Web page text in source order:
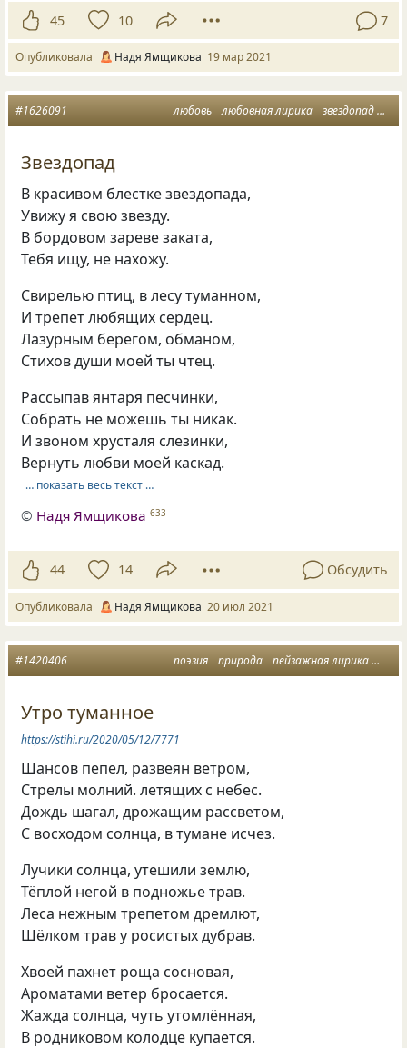
45 10 7
Опубликовала Надя Ямщикова 19 мар 2021
любовь любовная лирика звездопад
#1626091
Звездопад
В красивом блестке звездопада,
Увижу я свою звезду.
В бордовом зареве заката,
Тебя ищу, не нахожу.
Свирелью птиц, в лесу туманном,
И трепет любящих сердец.
Лазурным берегом, обманом,
Стихов души моей ты чтец.
Рассыпав янтаря песчинки,
Собрать не можешь ты никак.
И звоном хрусталя слезинки,
Вернуть любви моей каскад.
… показать весь текст …
© Надя Ямщикова 633
44 14 Обсудить
Опубликовала Надя Ямщикова 20 июл 2021
поэзия природа пейзажная лирика
#1420406
Утро туманное
https://stihi.ru/2020/05/12/7771
Шансов пепел, развеян ветром,
Стрелы молний. летящих с небес.
Дождь шагал, дрожащим рассветом,
С восходом солнца, в тумане исчез.
Лучики солнца, утешили землю,
Тёплой негой в подножье трав.
Леса нежным трепетом дремлют,
Шёлком трав у росистых дубрав.
Хвоей пахнет роща сосновая,
Ароматами ветер бросается.
Жажда солнца, чуть утомлённая,
В родниковом колодце купается.